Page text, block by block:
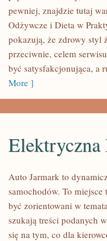
ZDROWY
STYL
ŻYCIA
pewniej, znajdzie tutaj
Odżywcze i Dieta w
pokazują, że zdrowy styl
przeciwnie, celem
być satysfakcjonująca, a
More ]
Elektryczna
Auto Jarmark to
samochodów. To
być zorientowani w
szukają treści podanych
się na tym, co dla